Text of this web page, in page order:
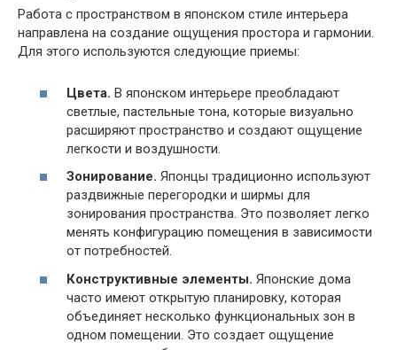
Работа с пространством в японском стиле интерьера
направлена на создание ощущения простора и гармонии.
Для этого используются следующие приемы:
Цвета. В японском интерьере преобладают
светлые, пастельные тона, которые визуально
расширяют пространство и создают ощущение
легкости и воздушности.
Зонирование. Японцы традиционно используют
раздвижные перегородки и ширмы для
зонирования пространства. Это позволяет легко
менять конфигурацию помещения в зависимости
от потребностей.
Конструктивные элементы. Японские дома
часто имеют открытую планировку, которая
объединяет несколько функциональных зон в
одном помещении. Это создает ощущение